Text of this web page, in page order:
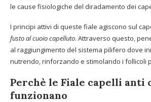
le cause fisiologiche del diradamento dei
I principi attivi di queste fiale agiscono sul
fusto al cuoio capelluto. Attraverso questo,
al raggiungimento del sistema pilifero dove
nutrendo, rinforzando e stimolando i follicoli
Perchè le Fiale capelli anti
funzionano